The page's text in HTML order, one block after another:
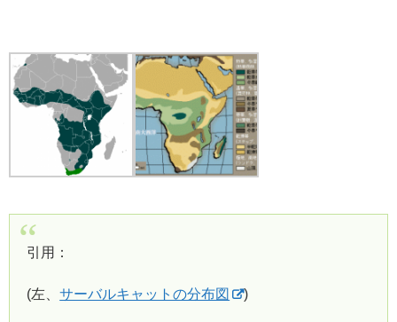
引用：
(左、サーバルキャットの分布図 )